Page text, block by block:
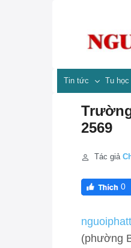
Tin tức Tu học
2569
Tác giả
0
(phường